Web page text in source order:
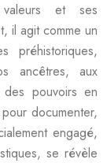
et ses
il agit comme un
préhistoriques,
ancêtres, aux
des pouvoirs en
documenter,
engagé,
se révèle